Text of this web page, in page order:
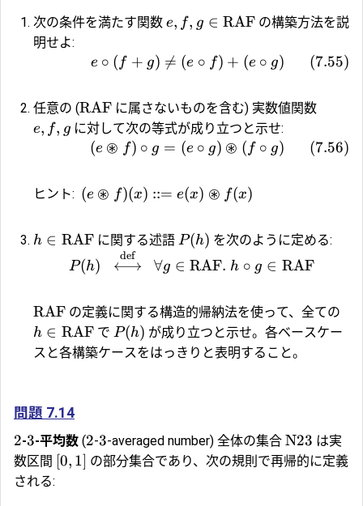
次の条件を満たす関数 e, f, g ∈ RAF の構築方法を説
明せよ:
e ∘ ( f + g) 
= (e ∘ f) + (e ∘ g) (7.55)
任意の (RAF に属さないものを含む) 実数値関数
e, f, g に対して次の等式が成り立つと示せ:
(e ⊛ f) ∘ g = (e ∘ g) ⊛ ( f ∘ g) (7.56)
ヒント: (e ⊛ f)(x) ::= e(x) ⊛ f(x)
h ∈ RAFに関する述語 P(h) を次のように定める:
P(h) ⟷
def
∀g ∈ RAF. h ∘ g ∈ RAF
RAF の定義に関する構造的帰納法を使って、全ての
h ∈ RAFで P(h) が成り立つと示せ。各ベースケー
スと各構築ケースをはっきりと表明すること。
問題 7.14
2-3-平均数 (2-3-averaged number) 全体の集合 N23 は実
数区間 [0, 1] の部分集合であり、次の規則で再帰的に定義
される: